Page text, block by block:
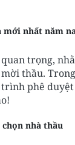
mới nhất năm
trọng,
thầu.
phê
nhà thầu